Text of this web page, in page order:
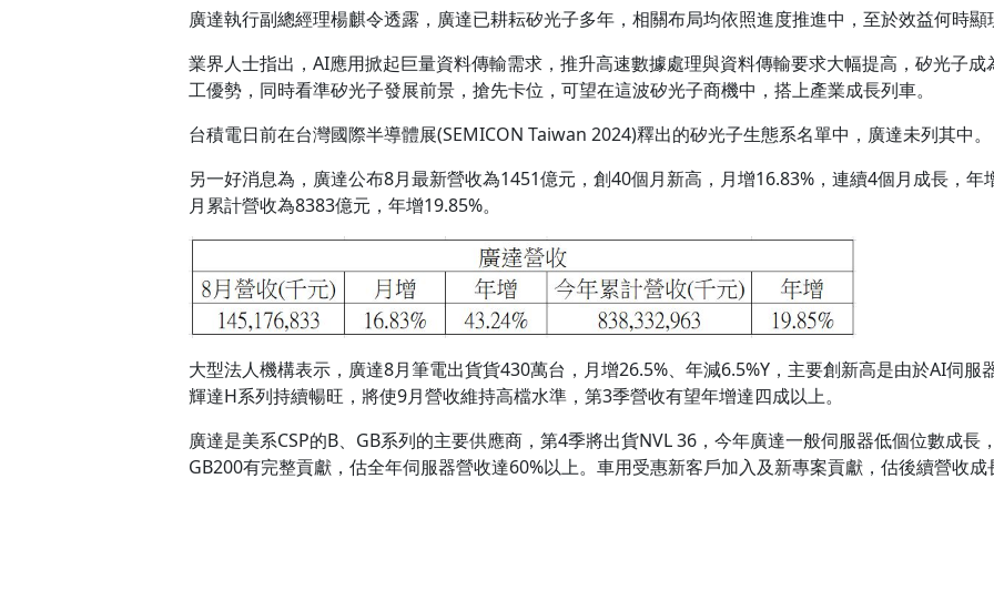
廣達執行副總經理楊麒令透露，廣達已耕耘矽光子多年，相關布局均依照進度推進中，至於效益何時
業界人士指出，AI應用掀起巨量資料傳輸需求，推升高速數據處理與資料傳輸要求大幅提高，矽光子
工優勢，同時看準矽光子發展前景，搶先卡位，可望在這波矽光子商機中，搭上產業成長列車。
台積電日前在台灣國際半導體展(SEMICON Taiwan 2024)釋出的矽光子生態系名單中，廣達未列其中。
另一好消息為，廣達公布8月最新營收為1451億元，創40個月新高，月增16.83%，連續4個月成長，
月累計營收為8383億元，年增19.85%。
大型法人機構表示，廣達8月筆電出貨貨430萬台，月增26.5%、年減6.5%Y，主要創新高是由於AI伺
輝達H系列持續暢旺，將使9月營收維持高檔水準，第3季營收有望年增達四成以上。
廣達是美系CSP的B、GB系列的主要供應商，第4季將出貨NVL 36，今年廣達一般伺服器低個位數成
GB200有完整貢獻，估全年伺服器營收達60%以上。車用受惠新客戶加入及新專案貢獻，估後續營收